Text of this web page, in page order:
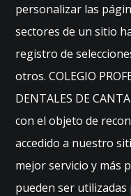
personalizar las
sectores de un sitio
registro de
otros. COLEGIO
DENTALES DE
con el objeto de
accedido a nuestro
mejor servicio y más
pueden ser